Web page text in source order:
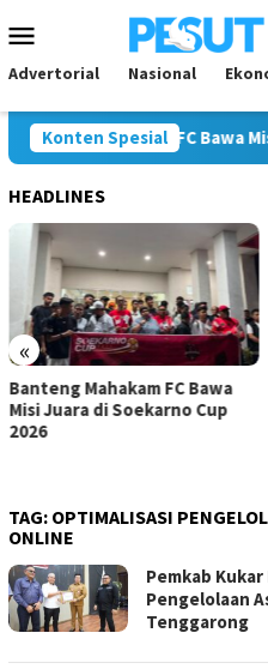
ke
kontenMobile
Advertorial Nasional
Konten Spesial
Mahakam FC Bawa Misi
HEADLINES
«
Andi Satya Nahkodai
Samarinda, Fokus
Soal Pilwali, Insya
TAG: OPTIMALISASI
ONLINE
Pemkab
Pengelolaan
Tenggarong